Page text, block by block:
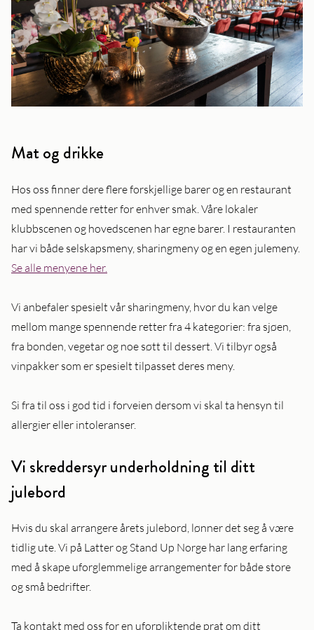
Mat og drikke
Hos oss finner dere flere forskjellige barer og en restaurant
med spennende retter for enhver smak. Våre lokaler
klubbscenen og hovedscenen har egne barer. I restauranten
har vi både selskapsmeny, sharingmeny og en egen julemeny.
Se alle menyene her.
Vi anbefaler spesielt vår sharingmeny, hvor du kan velge
mellom mange spennende retter fra 4 kategorier: fra sjøen,
fra bonden, vegetar og noe søtt til dessert. Vi tilbyr også
vinpakker som er spesielt tilpasset deres meny.
Si fra til oss i god tid i forveien dersom vi skal ta hensyn til
allergier eller intoleranser.
Vi skreddersyr underholdning til ditt
julebord
Hvis du skal arrangere årets julebord, lønner det seg å være
tidlig ute. Vi på Latter og Stand Up Norge har lang erfaring
med å skape uforglemmelige arrangementer for både store
og små bedrifter.
Ta kontakt med oss for en uforpliktende prat om ditt